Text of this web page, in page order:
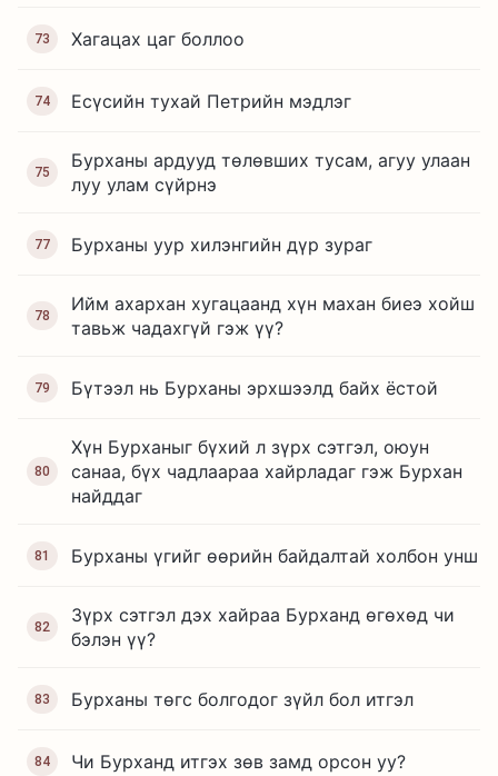
73 Хагацах цаг боллоо
74 Есүсийн тухай Петрийн мэдлэг
75
Бурханы ардууд төлөвших тусам, агуу улаан
луу улам сүйрнэ
77 Бурханы уур хилэнгийн дүр зураг
78
Ийм ахархан хугацаанд хүн махан биеэ хойш
тавьж чадахгүй гэж үү?
79 Бүтээл нь Бурханы эрхшээлд байх ёстой
80
Хүн Бурханыг бүхий л зүрх сэтгэл, оюун
санаа, бүх чадлаараа хайрладаг гэж Бурхан
найддаг
81 Бурханы үгийг өөрийн байдалтай холбон унш
82
Зүрх сэтгэл дэх хайраа Бурханд өгөхөд чи
бэлэн үү?
83 Бурханы төгс болгодог зүйл бол итгэл
84 Чи Бурханд итгэх зөв замд орсон уу?